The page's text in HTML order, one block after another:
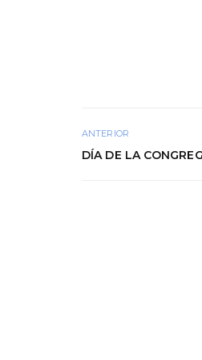
ANTERIOR
DÍA DE LA